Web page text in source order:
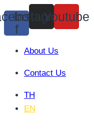
Skip
to
content
f
Instagram
Youtube
About Us
Contact Us
TH
EN